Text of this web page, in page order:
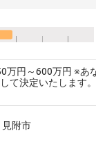
万円～600万円 ※あ
て決定いたします
見附市